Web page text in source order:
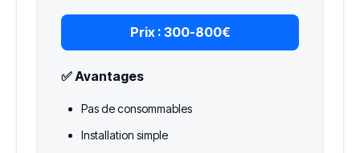
Prix : 300-800€
✅ Avantages
Pas de consommables
Installation simple